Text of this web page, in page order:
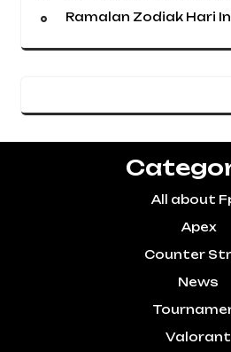
Ramalan Zodiak Hari
All about
Apex
Counter
News
Valorant